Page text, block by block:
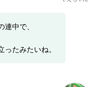
中で、
たみたいね。